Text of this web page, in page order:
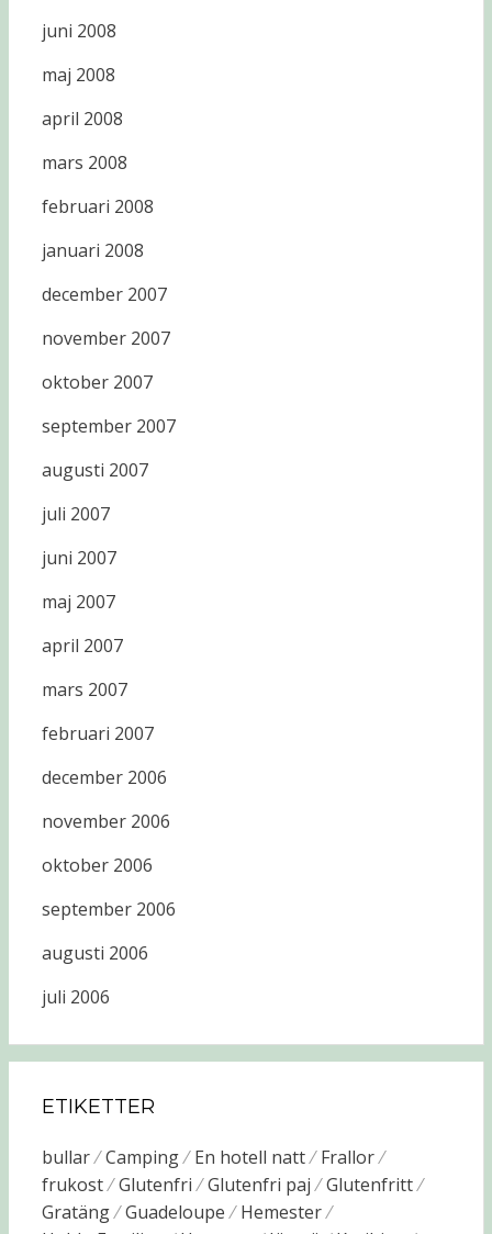
juni 2008
maj 2008
april 2008
mars 2008
februari 2008
januari 2008
december 2007
november 2007
oktober 2007
september 2007
augusti 2007
juli 2007
juni 2007
maj 2007
april 2007
mars 2007
februari 2007
december 2006
november 2006
oktober 2006
september 2006
augusti 2006
juli 2006
ETIKETTER
bullar Camping En hotell natt
Frallor
frukost
Glutenfri Glutenfri paj
Glutenfritt
Gratäng
Guadeloupe
Hemester